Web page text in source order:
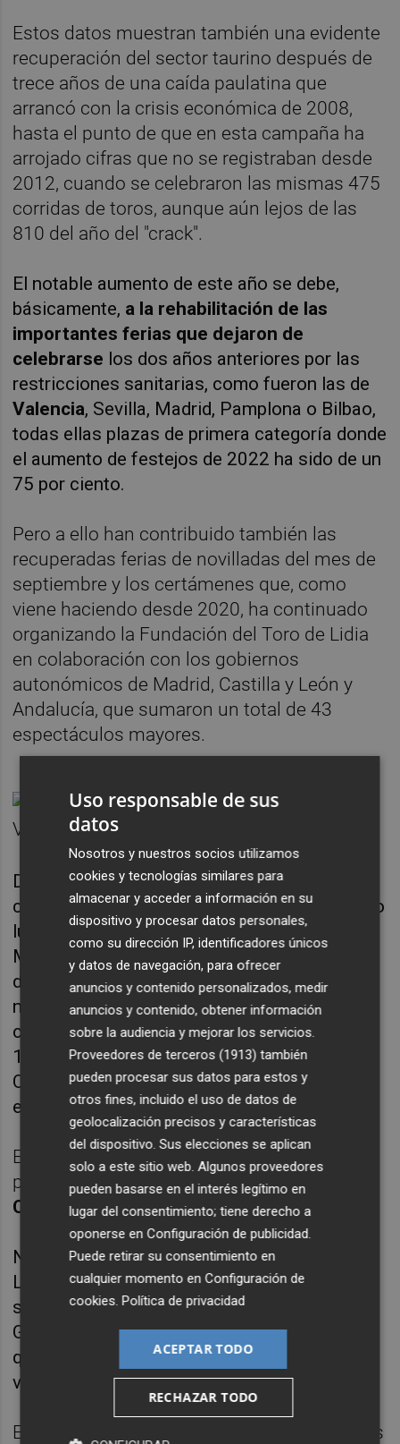
Estos datos muestran también una evidente
recuperación del sector taurino después de
trece años de una caída paulatina que
arrancó con la crisis económica de 2008,
hasta el punto de que en esta campaña ha
arrojado cifras que no se registraban desde
2012, cuando se celebraron las mismas 475
corridas de toros, aunque aún lejos de las
810 del año del "crack".
El notable aumento de este año se debe,
básicamente, a la rehabilitación de las
importantes ferias que dejaron de
celebrarse los dos años anteriores por las
restricciones sanitarias, como fueron las de
Valencia, Sevilla, Madrid, Pamplona o Bilbao,
todas ellas plazas de primera categoría donde
el aumento de festejos de 2022 ha sido de un
75 por ciento.
Pero a ello han contribuido también las
recuperadas ferias de novilladas del mes de
septiembre y los certámenes que, como
viene haciendo desde 2020, ha continuado
organizando la Fundación del Toro de Lidia
en colaboración con los gobiernos
autonómicos de Madrid, Castilla y León y
Andalucía, que sumaron un total de 43
espectáculos mayores.
De esta forma, de los 915 festejos taurinos
celebrados en 2022 el 75 por ciento ha tenido
lugar en solo cuatro comunidades: la de
Madrid (188), que experimentó un aumento
del 48 por ciento y lideró el campo de las
novilladas con 98; la de Andalucía (177), a la
cabeza del número de corridas de toros con
112; la de Castilla-La Mancha (162) y la de
Castilla y León (153), primera, con 43, en
espectáculos de rejones.
Esta notable subida ha mantenido similares
proporciones en Extremadura (50 festejos),
Comunidad Valencia (39), Aragón (37),
Navarra (30), Murcia (26), País Vasco (17),
La Rioja (16) y Cantabria (14), mientras que
se mantuvieron en cifras casi testimoniales
Galicia, Baleares y Asturias, comunidad esta
que no ha celebrado la feria de Gijón por el
veto del ayuntamiento.
En cuanto a los verificados en Francia, cuyos
Uso responsable de sus
datos
Nosotros y nuestros socios utilizamos
cookies y tecnologías similares para
almacenar y acceder a información en su
dispositivo y procesar datos personales,
como su dirección IP, identificadores únicos
y datos de navegación, para ofrecer
anuncios y contenido personalizados, medir
anuncios y contenido, obtener información
sobre la audiencia y mejorar los servicios.
Proveedores de terceros (1913) también
pueden procesar sus datos para estos y
otros fines, incluido el uso de datos de
geolocalización precisos y características
del dispositivo. Sus elecciones se aplican
solo a este sitio web. Algunos proveedores
pueden basarse en el interés legítimo en
lugar del consentimiento; tiene derecho a
oponerse enConfiguración de publicidad.
Puede retirar su consentimiento en
cualquier momento enConfiguración de
cookies.Política de privacidad
ACEPTAR TODO
RECHAZAR TODO